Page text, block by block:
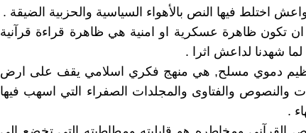
اختلط فيها النص بالأهواء السياسية والحزبية الضيقة .
ان تكون ظاهرة عسكرية او امنية هي ظاهرة قراءة قرآنية
شهدنا لداعش اثرا .
دموي مسلح, هي منهج فكري اسلامي يقف على ارض
والنصوص والفتاوى والمجلدات الصفراء التي اسهب فيها
.